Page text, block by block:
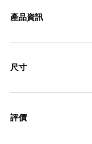
產品資訊
尺寸
評價